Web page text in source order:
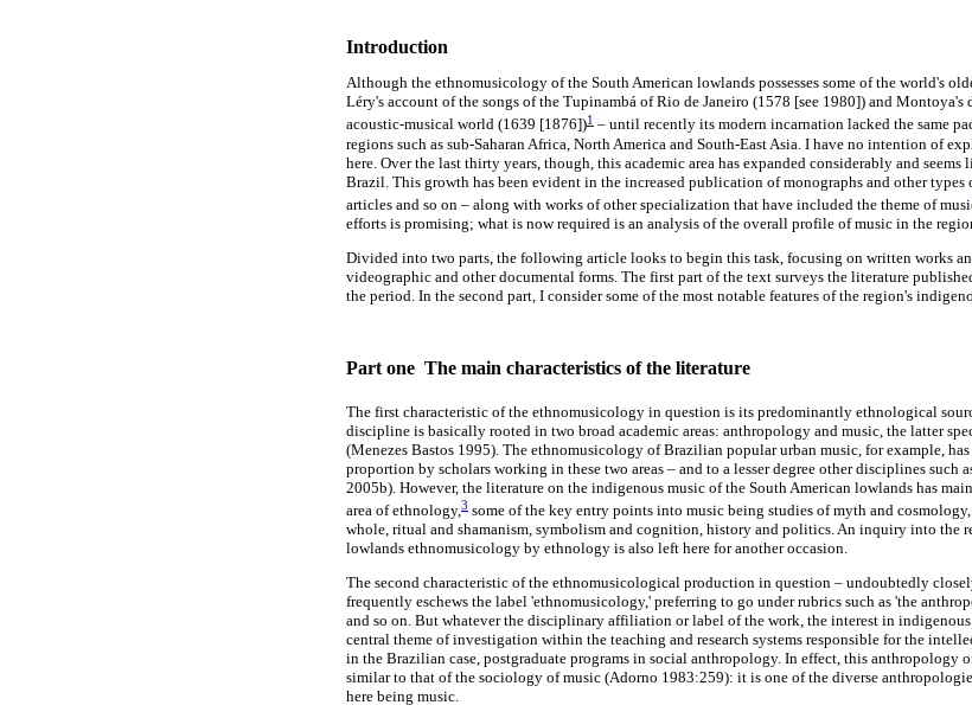
Introduction
Although the ethnomusicology of the South American lowlands possesses some of the world's
Léry's account of the songs of the Tupinambá of Rio de Janeiro (1578 [see 1980]) and
acoustic-musical world (1639 [1876])1 – until recently its modern incarnation lacked the same
regions such as sub-Saharan Africa, North America and South-East Asia. I have no intention of
here. Over the last thirty years, though, this academic area has expanded considerably and
Brazil. This growth has been evident in the increased publication of monographs and other types
articles and so on – along with works of other specialization that have included the theme of
efforts is promising; what is now required is an analysis of the overall profile of music in the
Divided into two parts, the following article looks to begin this task, focusing on written works
videographic and other documental forms. The first part of the text surveys the literature
the period. In the second part, I consider some of the most notable features of the region's
Part one  The main characteristics of the literature
The first characteristic of the ethnomusicology in question is its predominantly ethnological
discipline is basically rooted in two broad academic areas: anthropology and music, the latter
(Menezes Bastos 1995). The ethnomusicology of Brazilian popular urban music, for example,
proportion by scholars working in these two areas – and to a lesser degree other disciplines such
2005b). However, the literature on the indigenous music of the South American lowlands has
area of ethnology,3 some of the key entry points into music being studies of myth and
whole, ritual and shamanism, symbolism and cognition, history and politics. An inquiry into the
lowlands ethnomusicology by ethnology is also left here for another occasion.
The second characteristic of the ethnomusicological production in question – undoubtedly
frequently eschews the label 'ethnomusicology,' preferring to go under rubrics such as 'the
and so on. But whatever the disciplinary affiliation or label of the work, the interest in indigenous
central theme of investigation within the teaching and research systems responsible for the
in the Brazilian case, postgraduate programs in social anthropology. In effect, this anthropology
similar to that of the sociology of music (Adorno 1983:259): it is one of the diverse
here being music.